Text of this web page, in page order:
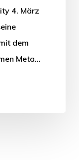
4. März
dem
Meta…